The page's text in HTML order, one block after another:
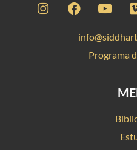
Programa